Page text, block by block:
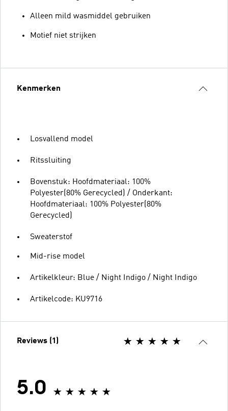
Alleen mild wasmiddel gebruiken
Motief niet strijken
Kenmerken
Losvallend model
Ritssluiting
Bovenstuk: Hoofdmateriaal: 100%
Polyester(80% Gerecycled) / Onderkant:
Hoofdmateriaal: 100% Polyester(80%
Gerecycled)
Sweaterstof
Mid-rise model
Artikelkleur: Blue / Night Indigo / Night Indigo
Artikelcode: KU9716
Reviews (1)
5.0